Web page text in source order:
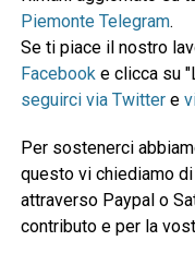
Piemonte Telegram.
Se ti piace il nostro
Facebook e clicca su
seguirci via Twittere
Per sostenerci
questo vi chiediamo
attraverso Paypal o
contributo e per la